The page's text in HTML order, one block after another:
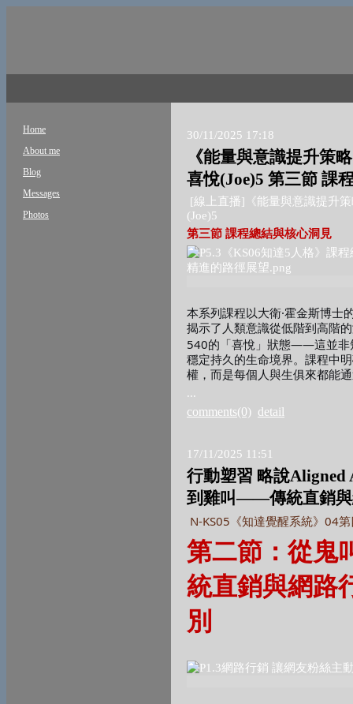
Home
About me
Blog
Messages
Photos
30/11/2025 17:18
《能量與意識提升策
喜悅(Joe)5 第三節 課
[線上直播] 《能量與意識提升
(Joe)5
第三節 課程總結與核心洞見
本系列課程以大衛·霍金斯博士
揭示了人類意識從低階到高階
540的「喜悅」狀態——這並非
穩定持久的生命境界。課程中
權，而是每個人與生俱來都能
...
comments(0) detail
17/11/2025 11:51
行動塑習 略說Aligned
到雞叫——傳統直銷與
N-KS05 《知達覺醒系統》 04第
第二節：從鬼
統直銷與網路
別